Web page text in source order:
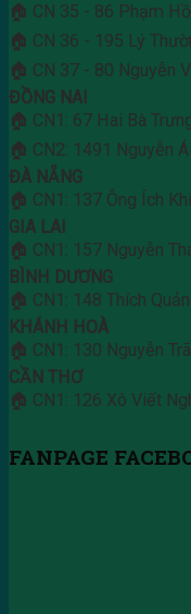
🏠 CN 35 - 86 Phạm
🏠 CN 36 - 195 Lý
🏠 CN 37 - 80 Nguyễn
ĐỒNG NAI
🏠 CN1: 67 Hai Bà
🏠 CN2: 1491 Nguyễn
ĐÀ NẴNG
🏠 CN1: 137 Ông Ích
GIA LAI
🏠 CN1: 157 Nguyễn
BÌNH DƯƠNG
🏠 CN1: 148 Thích
KHÁNH HOÀ
🏠 CN1: 130 Nguyễn
CẦN THƠ
🏠 CN1: 126 Xô Viết
FANPAGE